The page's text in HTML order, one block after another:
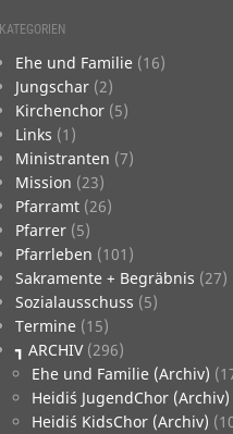
KATEGORIEN
­­Ehe und Familie (16)
­Jungschar (2)
­Kirchenchor (5)
­Links (1)
­Ministranten (7)
­Mission (23)
­Pfarramt (26)
­Pfarrer (5)
­Pfarrleben (101)
­Sakramente + Begräbnis (27)
­Sozialausschuss (5)
­Termine (15)
┓ ARCHIV(296)
Ehe und Familie (Archiv)
Heidi´s JugendChor (Archiv)
Heidi´s KidsChor (Archiv)